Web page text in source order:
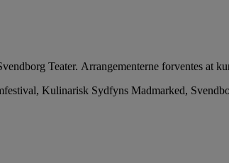
Teater. Arrangementerne forventes at
Kulinarisk Sydfyns Madmarked,